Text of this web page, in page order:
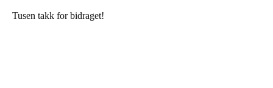
Tusen takk for bidraget!